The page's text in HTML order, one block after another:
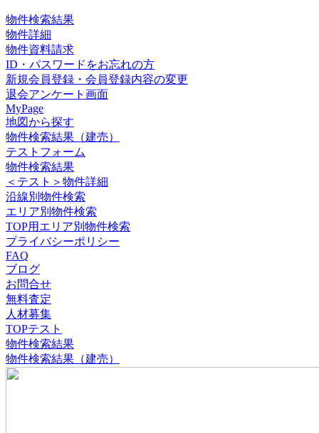
物件検索結果
物件詳細
物件資料請求
ID・パスワードをお忘れの方
新規会員登録・会員登録内容の変更
退会アンケート画面
MyPage
地図から探す
物件検索結果（建売）
テストフォーム
物件検索結果
＜テスト＞物件詳細
沿線別物件検索
エリア別物件検索
TOP用エリア別物件検索
プライバシーポリシー
FAQ
ブログ
お問合せ
無料査定
人材募集
TOPテスト
物件検索結果
物件検索結果（建売）